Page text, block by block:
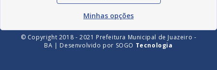
© Copyright 2018 - 2021 Prefeitura Municipal de Juazeiro -
BA | Desenvolvido por SOGO Tecnologia
Minhas opções